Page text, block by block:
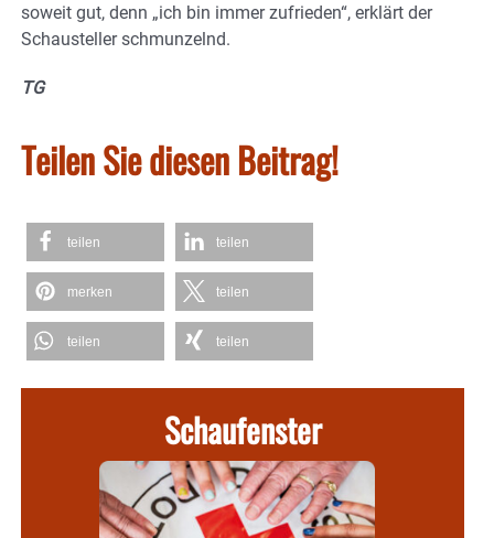
soweit gut, denn „ich bin immer zufrieden“, erklärt der
Schausteller schmunzelnd.
TG
Teilen Sie diesen Beitrag!
teilen teilen
merken teilen
teilen teilen
Schaufenster